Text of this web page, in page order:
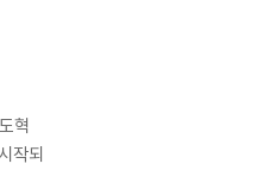
혁
작되